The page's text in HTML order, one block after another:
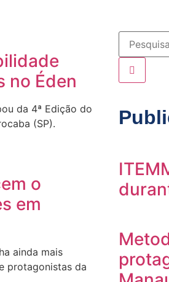
no Éden
da 4ª Edição do
(SP).
o
em
ainda mais
protagonistas da